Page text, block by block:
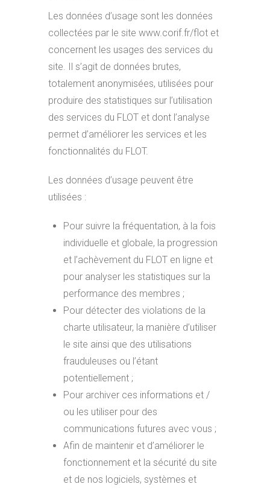
Les données d’usage sont les données
collectées par le site www.corif.fr/flot et
concernent les usages des services du
site. Il s’agit de données brutes,
totalement anonymisées, utilisées pour
produire des statistiques sur l’utilisation
des services du FLOT et dont l’analyse
permet d’améliorer les services et les
fonctionnalités du FLOT.
Les données d’usage peuvent être
utilisées :
Pour suivre la fréquentation, à la fois
individuelle et globale, la progression
et l’achèvement du FLOT en ligne et
pour analyser les statistiques sur la
performance des membres ;
Pour détecter des violations de la
charte utilisateur, la manière d’utiliser
le site ainsi que des utilisations
frauduleuses ou l’étant
potentiellement ;
Pour archiver ces informations et /
ou les utiliser pour des
communications futures avec vous ;
Afin de maintenir et d’améliorer le
fonctionnement et la sécurité du site
et de nos logiciels, systèmes et